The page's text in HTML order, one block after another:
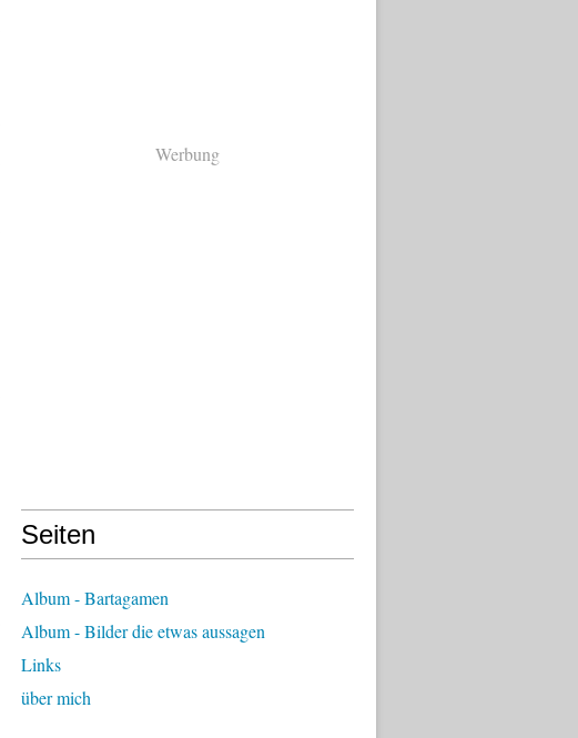
Werbung
Seiten
Album - Bartagamen
Album - Bilder die etwas aussagen
Links
über mich